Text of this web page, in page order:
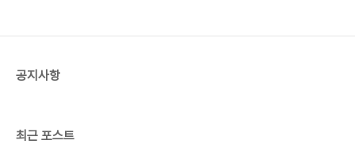
공지사항
최근 포스트